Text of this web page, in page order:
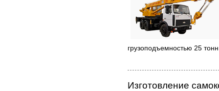
грузоподъемностью 25
Изготовление